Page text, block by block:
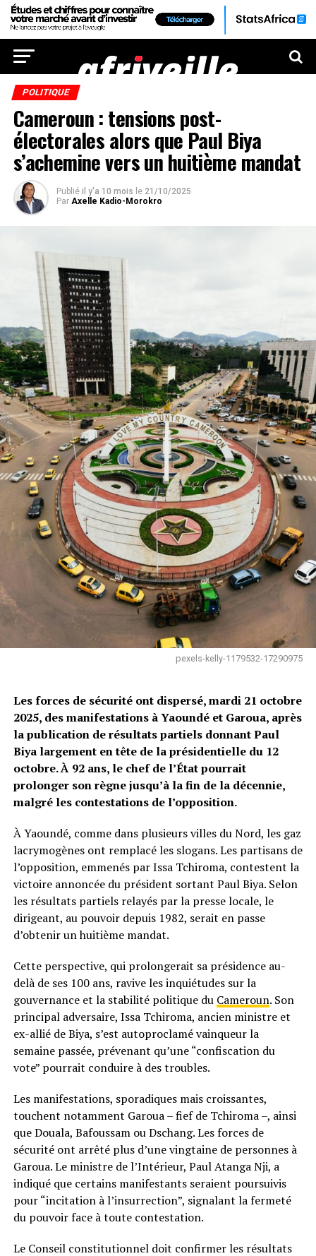
POLITIQUE
Cameroun : tensions post-
électorales alors que Paul Biya
s’achemine vers un huitième mandat
Publié il y'a 10 mois le 21/10/2025
Par Axelle Kadio-Morokro
pexels-kelly-1179532-17290975
Les forces de sécurité ont dispersé, mardi 21 octobre
2025, des manifestations à Yaoundé et Garoua, après
la publication de résultats partiels donnant Paul
Biya largement en tête de la présidentielle du 12
octobre. À 92 ans, le chef de l’État pourrait
prolonger son règne jusqu’à la fin de la décennie,
malgré les contestations de l’opposition.
À Yaoundé, comme dans plusieurs villes du Nord, les gaz
lacrymogènes ont remplacé les slogans. Les partisans de
l’opposition, emmenés par Issa Tchiroma, contestent la
victoire annoncée du président sortant Paul Biya. Selon
les résultats partiels relayés par la presse locale, le
dirigeant, au pouvoir depuis 1982, serait en passe
d’obtenir un huitième mandat.
Cette perspective, qui prolongerait sa présidence au-
delà de ses 100 ans, ravive les inquiétudes sur la
gouvernance et la stabilité politique du Cameroun. Son
principal adversaire, Issa Tchiroma, ancien ministre et
ex-allié de Biya, s’est autoproclamé vainqueur la
semaine passée, prévenant qu’une “confiscation du
vote” pourrait conduire à des troubles.
Les manifestations, sporadiques mais croissantes,
touchent notamment Garoua – fief de Tchiroma –, ainsi
que Douala, Bafoussam ou Dschang. Les forces de
sécurité ont arrêté plus d’une vingtaine de personnes à
Garoua. Le ministre de l’Intérieur, Paul Atanga Nji, a
indiqué que certains manifestants seraient poursuivis
pour “incitation à l’insurrection”, signalant la fermeté
du pouvoir face à toute contestation.
Le Conseil constitutionnel doit confirmer les résultats